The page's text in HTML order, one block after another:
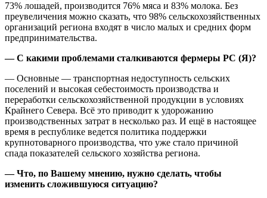
73% лошадей, производится 76% мяса и 83% молока. Без
преувеличения можно сказать, что 98% сельскохозяйственных
организаций региона входят в число малых и средних форм
предпринимательства.
— С какими проблемами сталкиваются фермеры РС (Я)?
— Основные — транспортная недоступность сельских
поселений и высокая себестоимость производства и
переработки сельскохозяйственной продукции в условиях
Крайнего Севера. Всё это приводит к удорожанию
производственных затрат в несколько раз. И ещё в настоящее
время в республике ведется политика поддержки
крупнотоварного производства, что уже стало причиной
спада показателей сельского хозяйства региона.
— Что, по Вашему мнению, нужно сделать, чтобы
изменить сложившуюся ситуацию?